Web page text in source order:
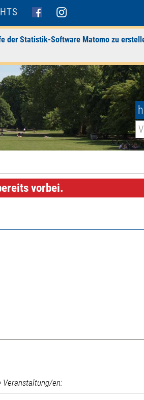
der Statistik-Software Matomo zu
vorbei.
Veranstaltung/en: